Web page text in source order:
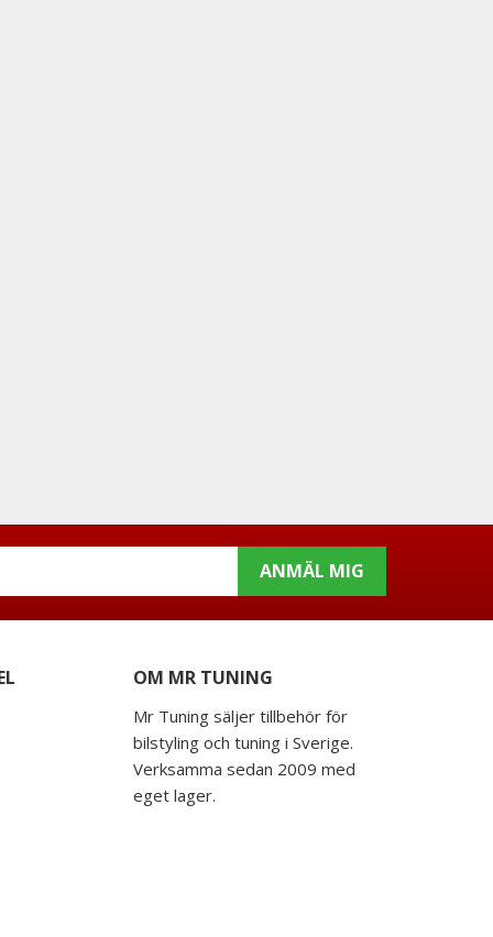
ANMÄL MIG
OM MR TUNING
Mr Tuning säljer tillbehör för
bilstyling och tuning i Sverige.
Verksamma sedan 2009 med
eget lager.